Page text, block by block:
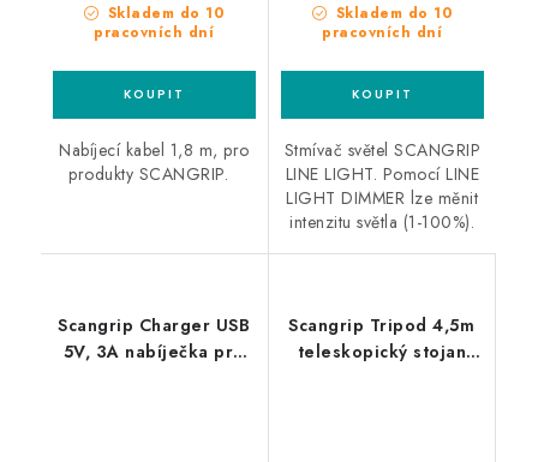
Skladem do 10
pracovních dní
Nabíjecí kabel 1,8 m, pro
produkty SCANGRIP.
Skladem do 10
pracovních dní
Stmívač světel SCANGRIP
LINE LIGHT. Pomocí LINE
LIGHT DIMMER lze měnit
intenzitu světla (1-100%).
Scangrip Charger USB
5V, 3A nabíječka pro
Scangrip Tripod 4,5m
teleskopický stojan